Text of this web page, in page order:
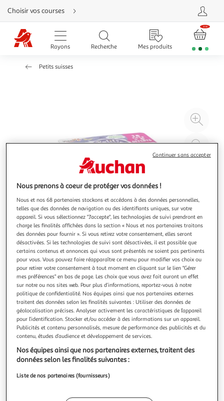
Aller
directement
au
contenu
Aller
directement
Aller
Choisir vos courses
Rayons Recherche Mes produits
Petits suisses
à
4.7 (6)
PETITS FILOUS
Petits suisses aromatisés aux fruits mixés
Petits Filous aux fruits mixés est un fromage frais pour vos
enfants contenant du Calcium et de la Vitamine D pour la
croissance des os ! Ils peuvent le consommer au goûter, au
dessert ou au petit déjeuner ! - Source de Calcium et
Vitamine D pour la croissance des os- Lait 100% français-
Ingrédient
En savoir +
Vous voulez connaître le prix de ce produit ?
Afficher le prix
Nous prenons à coeur de protéger vos données !
Nous et nos 68 partenaires stockons et accédons à des données personnelles,
telles que des données de navigation ou des identifiants uniques, sur votre
appareil. Si vous sélectionnez "J'accepte", les technologies de suivi prendront en
charge les finalités affichées dans la section « Nous et nos partenaires traitons
des données pour fournir ». Si vous retirez votre consentement, elles seront
désactivées. Si les technologies de suivi sont désactivées, il est possible que
certains contenus et annonces qui vous sont présentés ne soient pas pertinents
pour vous. Vous pouvez faire réapparaître ce menu pour modifier vos choix ou
pour retirer votre consentement à tout moment en cliquant sur le lien "Gérer
mes préférences" en bas de page. Les choix que vous avez fait auront un effet
sur notre ou nos sites web. Pour plus d’informations, reportez-vous à notre
politique de confidentialité. Nos équipes ainsi que nos partenaires externes
traitent des données selon les finalités suivantes : Utiliser des données de
géolocalisation précises. Analyser activement les caractéristiques de l’appareil
pour l’identification. Stocker et/ou accéder à des informations sur un appareil.
Publicités et contenu personnalisés, mesure de performance des publicités et du
contenu, études d’audience et développement de services.
Nos équipes ainsi que nos partenaires externes, traitent des
données selon les finalités suivantes :
Liste de nos partenaires (fournisseurs)
Continuer sans accepter